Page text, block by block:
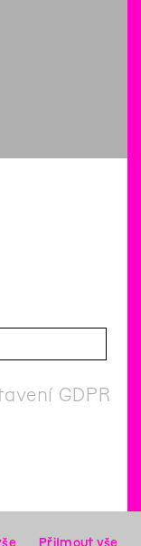
GDPR
29 2020 Login
Přijmout vše